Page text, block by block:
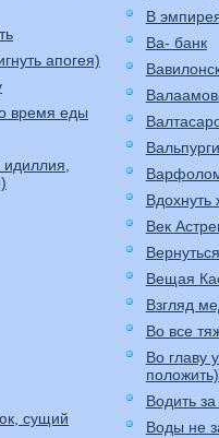
апогея)
время еды
сущий
В
Ва- банк
Вдохнуть
Век
Вещая
Взгляд
Во все
Во главу
положить)
Водить
Воды не